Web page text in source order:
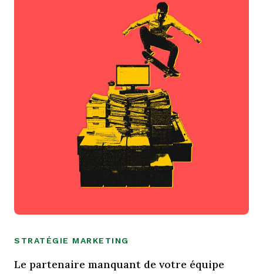
STRATÉGIE MARKETING
Le partenaire manquant de votre équipe